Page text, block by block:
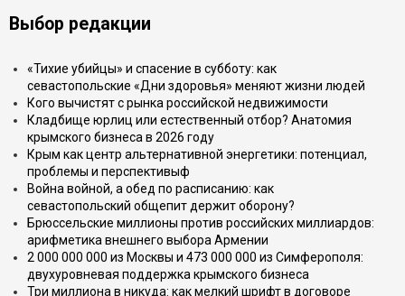
Выбор редакции
«Тихие убийцы» и спасение в субботу: как
севастопольские «Дни здоровья» меняют жизни людей
Кого вычистят с рынка российской недвижимости
Кладбище юрлиц или естественный отбор? Анатомия
крымского бизнеса в 2026 году
Крым как центр альтернативной энергетики: потенциал,
проблемы и перспективыф
Война войной, а обед по расписанию: как
севастопольский общепит держит оборону?
Брюссельские миллионы против российских миллиардов:
арифметика внешнего выбора Армении
2 000 000 000 из Москвы и 473 000 000 из Симферополя:
двухуровневая поддержка крымского бизнеса
Три миллиона в никуда: как мелкий шрифт в договоре